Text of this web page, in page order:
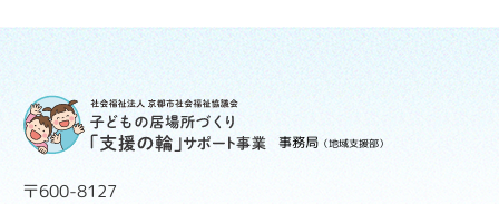
事務局 （地域支援部）
〒600-8127